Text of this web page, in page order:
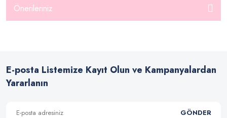
Önerileriniz
E-posta Listemize Kayıt Olun ve Kampanyalardan
Yararlanın
GÖNDER